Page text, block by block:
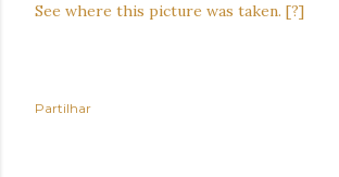
See where this picture was taken. [?]
Partilhar